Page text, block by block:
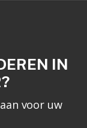
IN
voor uw